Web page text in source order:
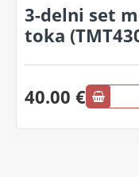
3-delni set
toka
40.00 €